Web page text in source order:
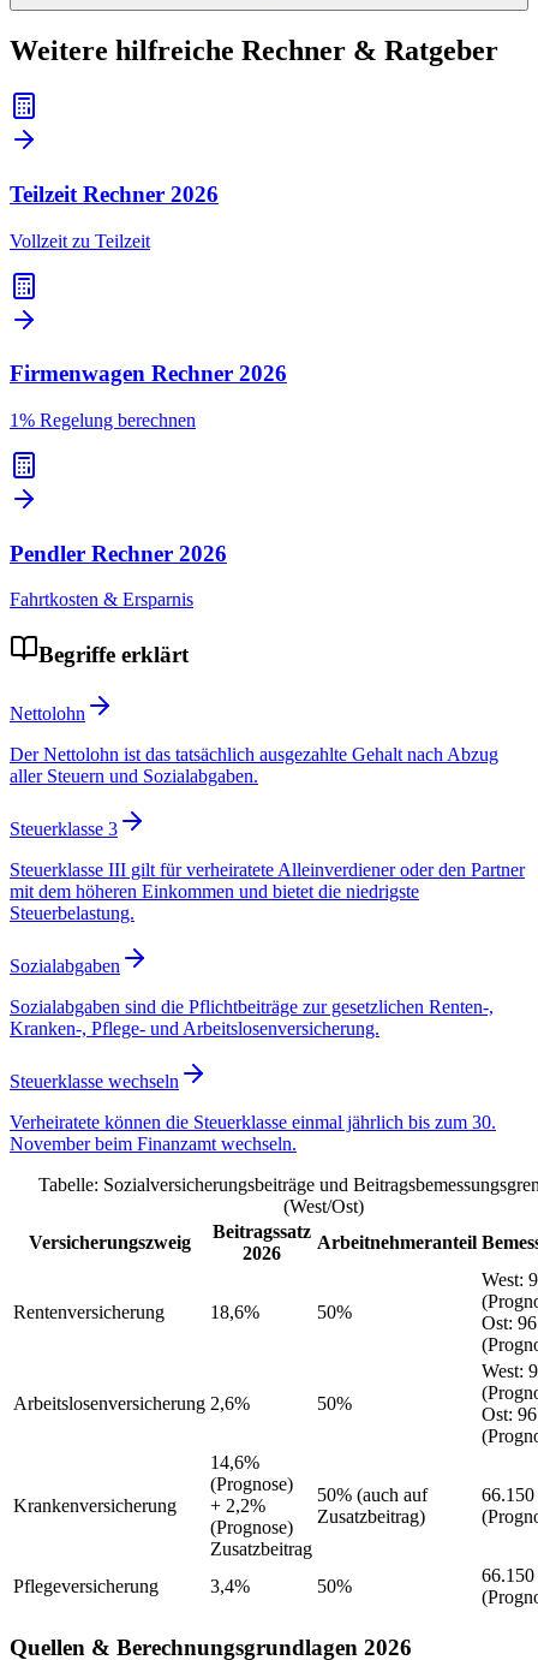
Weitere hilfreiche Rechner & Ratgeber
Teilzeit Rechner 2026
Vollzeit zu Teilzeit
Firmenwagen Rechner 2026
1% Regelung berechnen
Pendler Rechner 2026
Fahrtkosten & Ersparnis
Begriffe erklärt
Nettolohn
Der Nettolohn ist das tatsächlich ausgezahlte Gehalt nach Abzug
aller Steuern und Sozialabgaben.
Steuerklasse 3
Steuerklasse III gilt für verheiratete Alleinverdiener oder den Partner
mit dem höheren Einkommen und bietet die niedrigste
Steuerbelastung.
Sozialabgaben
Sozialabgaben sind die Pflichtbeiträge zur gesetzlichen Renten-,
Kranken-, Pflege- und Arbeitslosenversicherung.
Steuerklasse wechseln
Verheiratete können die Steuerklasse einmal jährlich bis zum 30.
November beim Finanzamt wechseln.
Tabelle: Sozialversicherungsbeiträge und
(West/Ost)
Versicherungszweig
Beitragssatz
2026
Arbeitnehmeranteil
Rentenversicherung 18,6% 50%
West:
Ost:
Arbeitslosenversicherung 2,6% 50%
West:
Ost:
Krankenversicherung
14,6%
(Prognose)
+ 2,2%
(Prognose)
Zusatzbeitrag
50% (auch auf
Zusatzbeitrag)
66.150
Pflegeversicherung 3,4% 50%
66.150
Quellen & Berechnungsgrundlagen 2026